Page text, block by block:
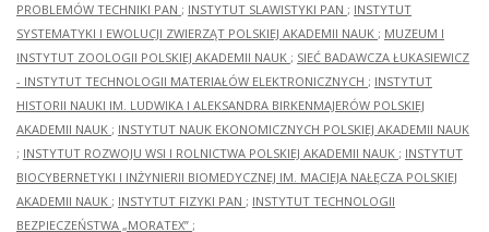
PROBLEMÓW TECHNIKI PAN ; INSTYTUT SLAWISTYKI PAN ; INSTYTUT
SYSTEMATYKI I EWOLUCJI ZWIERZĄT POLSKIEJ AKADEMII NAUK ; MUZEUM I
INSTYTUT ZOOLOGII POLSKIEJ AKADEMII NAUK ; SIEĆ BADAWCZA ŁUKASIEWICZ
- INSTYTUT TECHNOLOGII MATERIAŁÓW ELEKTRONICZNYCH ; INSTYTUT
HISTORII NAUKI IM. LUDWIKA I ALEKSANDRA BIRKENMAJERÓW POLSKIEJ
AKADEMII NAUK ; INSTYTUT NAUK EKONOMICZNYCH POLSKIEJ AKADEMII NAUK
; INSTYTUT ROZWOJU WSI I ROLNICTWA POLSKIEJ AKADEMII NAUK ; INSTYTUT
BIOCYBERNETYKI I INŻYNIERII BIOMEDYCZNEJ IM. MACIEJA NAŁĘCZA POLSKIEJ
AKADEMII NAUK ; INSTYTUT FIZYKI PAN ; INSTYTUT TECHNOLOGII
BEZPIECZEŃSTWA „MORATEX” ;